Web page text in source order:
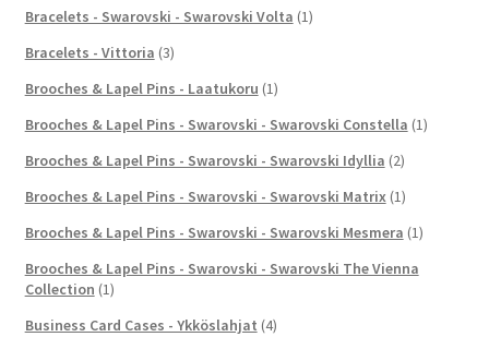
Bracelets - Swarovski - Swarovski Volta (1)
Bracelets - Vittoria (3)
Brooches & Lapel Pins - Laatukoru (1)
Brooches & Lapel Pins - Swarovski - Swarovski Constella (1)
Brooches & Lapel Pins - Swarovski - Swarovski Idyllia (2)
Brooches & Lapel Pins - Swarovski - Swarovski Matrix (1)
Brooches & Lapel Pins - Swarovski - Swarovski Mesmera (1)
Brooches & Lapel Pins - Swarovski - Swarovski The Vienna
Collection (1)
Business Card Cases - Ykköslahjat (4)